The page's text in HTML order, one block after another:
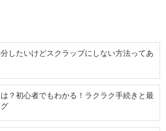
したいけどスクラップにしない方法ってあ
？初心者でもわかる！ラクラク手続きと最